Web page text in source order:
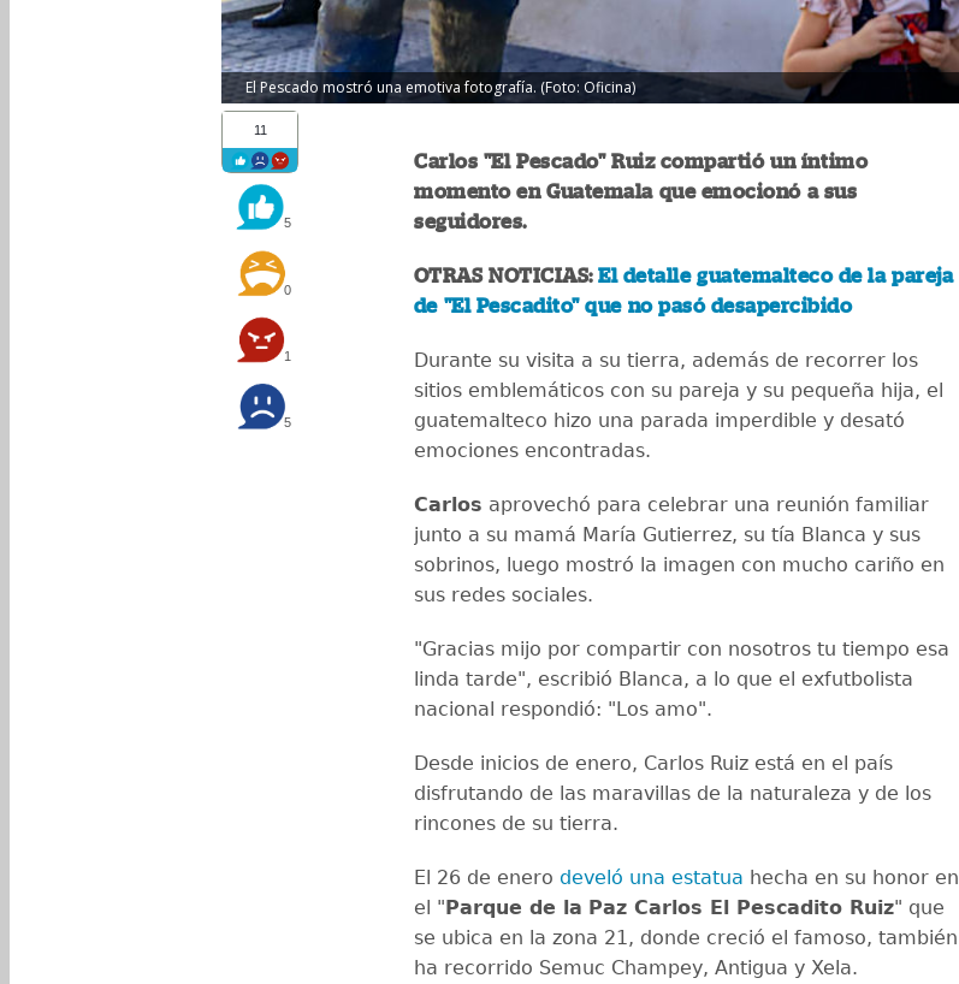
El Pescado mostró una emotiva fotografía. (Foto: Oficina)
11
5
0
1
5
Carlos "El Pescado" Ruiz compartió un íntimo
momento en Guatemala que emocionó a sus
seguidores.
OTRAS NOTICIAS:El detalle guatemalteco de la pareja
de "El Pescadito" que no pasó desapercibido
Durante su visita a su tierra, además de recorrer los
sitios emblemáticos con su pareja y su pequeña hija, el
guatemalteco hizo una parada imperdible y desató
emociones encontradas.
Carlos aprovechó para celebrar una reunión familiar
junto a su mamá María Gutierrez, su tía Blanca y sus
sobrinos, luego mostró la imagen con mucho cariño en
sus redes sociales.
"Gracias mijo por compartir con nosotros tu tiempo esa
linda tarde", escribió Blanca, a lo que el exfutbolista
nacional respondió: "Los amo".
Desde inicios de enero, Carlos Ruiz está en el país
disfrutando de las maravillas de la naturaleza y de los
rincones de su tierra.
El 26 de enero develó una estatua hecha en su honor en
el "Parque de la Paz Carlos El Pescadito Ruiz" que
se ubica en la zona 21, donde creció el famoso, también
ha recorrido Semuc Champey, Antigua y Xela.